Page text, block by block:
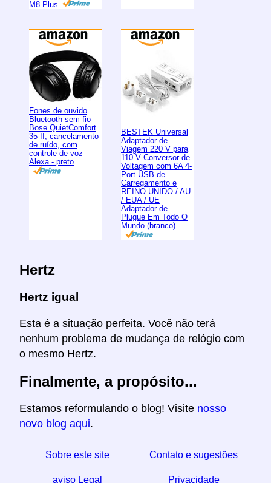
M8 Plus
Fones de ouvido
Bluetooth sem fio
Bose QuietComfort
35 II, cancelamento
de ruído, com
controle de voz
Alexa - preto
BESTEK Universal
Adaptador de
Viagem 220 V para
110 V Conversor de
Voltagem com 6A 4-
Port USB de
Carregamento e
REINO UNIDO / AU
/ EUA / UE
Adaptador de
Plugue Em Todo O
Mundo (branco)
Hertz
Hertz igual
Esta é a situação perfeita. Você não terá
nenhum problema de mudança de relógio com
o mesmo Hertz.
Finalmente, a propósito...
Estamos reformulando o blog! Visite nosso
novo blog aqui.
Sobre este site Contato e sugestões
aviso Legal Privacidade